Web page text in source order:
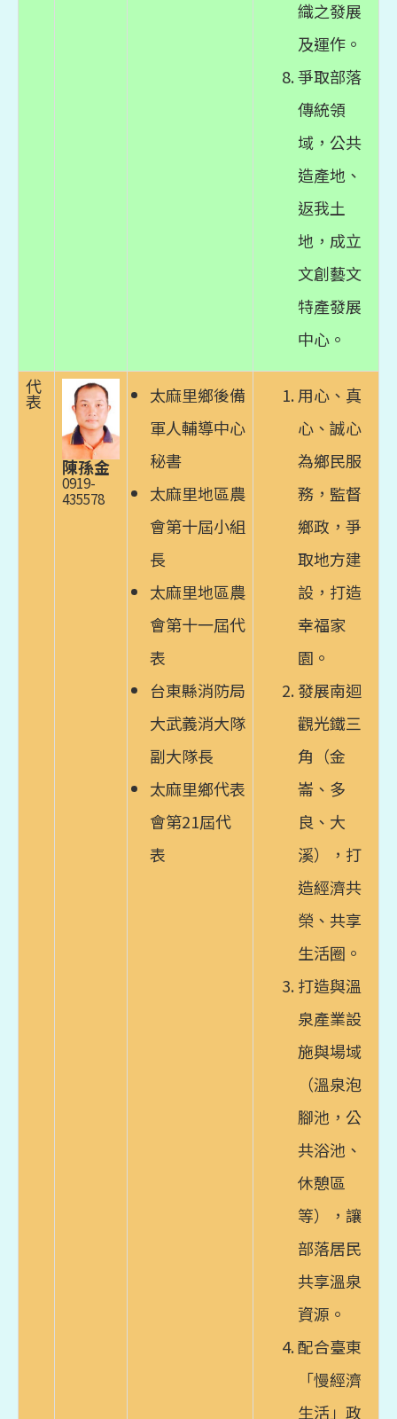
織之發展
及運作。
爭取部落
傳統領
域，公共
造產地、
返我土
地，成立
文創藝文
特產發展
中心。
代
表
陳孫金
0919-
435578
太麻里鄉後備
軍人輔導中心
秘書
太麻里地區農
會第十屆小組
長
太麻里地區農
會第十一屆代
表
台東縣消防局
大武義消大隊
副大隊長
太麻里鄉代表
會第21屆代
表
用心、真
心、誠心
為鄉民服
務，監督
鄉政，爭
取地方建
設，打造
幸福家
園。
發展南迴
觀光鐵三
角（金
崙、多
良、大
溪），打
造經濟共
榮、共享
生活圈。
打造與溫
泉產業設
施與場域
（溫泉泡
腳池，公
共浴池、
休憩區
等），讓
部落居民
共享溫泉
資源。
配合臺東
「慢經濟
生活」政